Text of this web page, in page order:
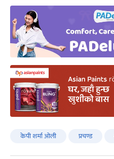
केपी शर्मा ओली प्रचण्ड